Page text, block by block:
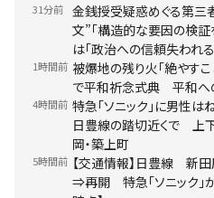
31分前
金銭授受疑惑めぐる第
文”「構造的な要因の検
は「政治への信頼失われ
1時間前 被爆地の残り火「絶やす
で平和祈念式典 平和
4時間前 特急「ソニック」に男性
日豊線の踏切近くで
岡・築上町
5時間前 【交通情報】日豊線 新
⇒再開 特急「ソニック」